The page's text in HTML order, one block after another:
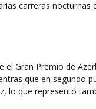
carreras nocturnas
el Gran Premio de
que en segundo
lo que representó